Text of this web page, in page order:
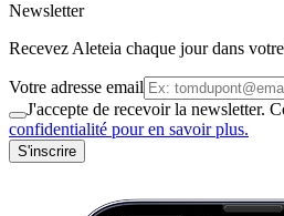
Newsletter
Recevez Aleteia chaque jour dans
Votre adresse email
J'accepte de recevoir la newsletter.
confidentialité pour en savoir plus.
S'inscrire